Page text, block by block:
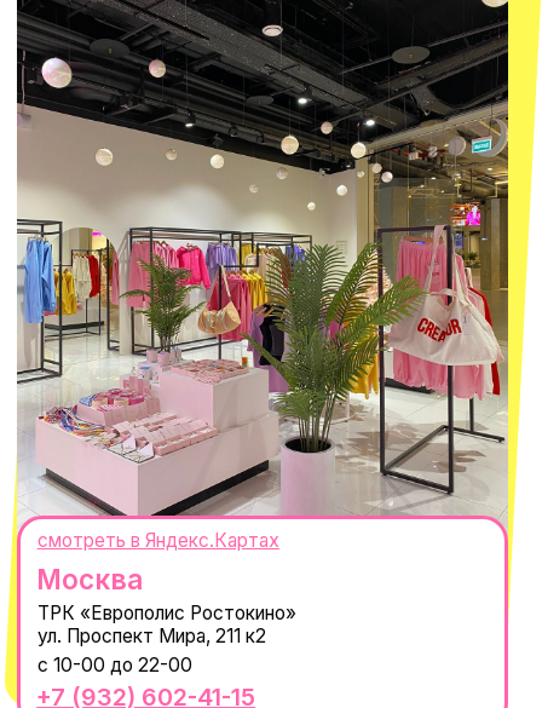
ИП Проворный Алексей Алексеевич
ИНН 667114098580
ОГРНИП 320665800076581
8 800 550-06-92
macrocosm_store@mail.ru
КОНТАКТЫ
Магазины
© 2021-2025 Macrocosm ®
Оферта
Пользовательское соглашение
Политика обработки персональных